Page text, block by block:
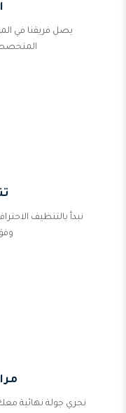
يصل فريقنا في
نبدأ بالتنظيف
نجري جولة نهائية